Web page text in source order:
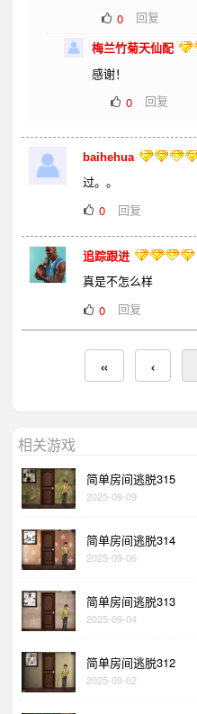
0
回复
梅兰竹菊天仙配
感谢！
0
回复
baihehua
过。。
0
回复
追踪跟进
真是不怎么样
0
回复
« ‹
相关游戏
简单房间逃脱315
2025-09-09
简单房间逃脱314
2025-09-06
简单房间逃脱313
2025-09-04
简单房间逃脱312
2025-09-02